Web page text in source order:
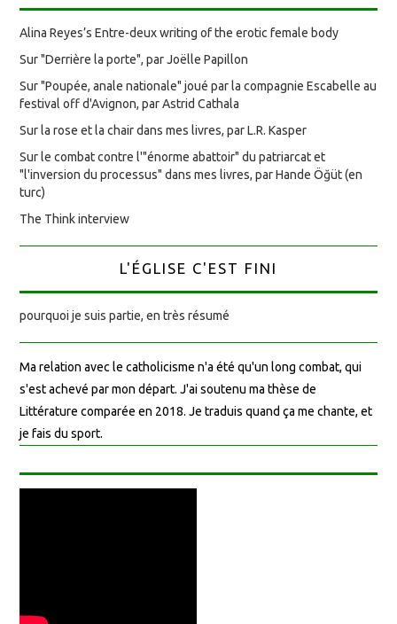
Alina Reyes’s Entre-deux writing of the erotic female body
Sur "Derrière la porte", par Joëlle Papillon
Sur "Poupée, anale nationale" joué par la compagnie Escabelle au
festival off d'Avignon, par Astrid Cathala
Sur la rose et la chair dans mes livres, par L.R. Kasper
Sur le combat contre l'"énorme abattoir" du patriarcat et
"l'inversion du processus" dans mes livres, par Hande Öğüt (en
turc)
The Think interview
L'ÉGLISE C'EST FINI
pourquoi je suis partie, en très résumé
Ma relation avec le catholicisme n'a été qu'un long combat, qui
s'est achevé par mon départ. J'ai soutenu ma thèse de
Littérature comparée en 2018. Je traduis quand ça me chante, et
je fais du sport.